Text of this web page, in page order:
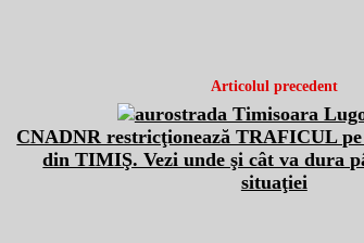
Articolul precedent
CNADNR restricţionează TRAFICUL
din TIMIŞ. Vezi unde şi cât va dura
situaţiei